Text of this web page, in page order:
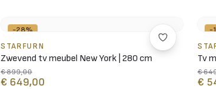
-28%
STARFURN
Zwevend tv meubel New York | 280 cm
€ 899,00
€ 649,00
-
Tv
€
€